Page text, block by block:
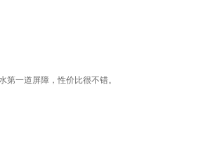
一道屏障，性价比很不错。